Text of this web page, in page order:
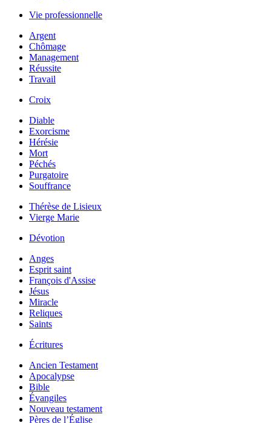
Vie professionnelle
Argent
Chômage
Management
Réussite
Travail
Croix
Diable
Exorcisme
Hérésie
Mort
Péchés
Purgatoire
Souffrance
Thérèse de Lisieux
Vierge Marie
Dévotion
Anges
Esprit saint
François d'Assise
Jésus
Miracle
Reliques
Saints
Écritures
Ancien Testament
Apocalypse
Bible
Évangiles
Nouveau testament
Pères de l’Église